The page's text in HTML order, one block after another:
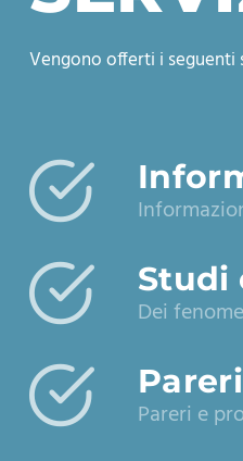
Vengono offerti i seguenti
Studi
Dei
Pareri
Pareri e